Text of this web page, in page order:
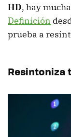
HD, hay
Definición
prueba a
Resintoniza